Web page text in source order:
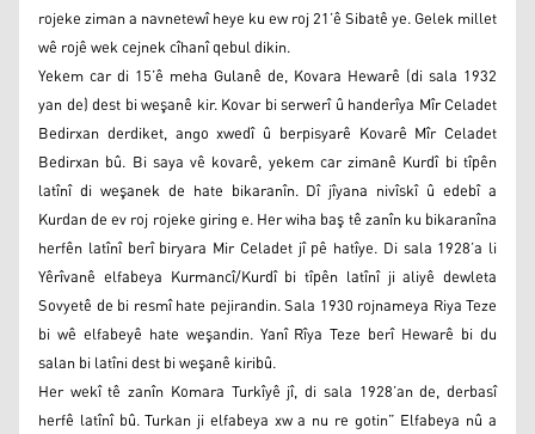
rojeke ziman a navnetewî heye ku ew roj 21’ê Sibatê ye. Gelek millet
wê rojê wek cejnek cîhanî qebul dikin.
Yekem car di 15’ê meha Gulanê de, Kovara Hewarê (di sala 1932
yan de) dest bi weşanê kir. Kovar bi serwerî û handerîya Mîr Celadet
Bedirxan derdiket, ango xwedî û berpisyarê Kovarê Mîr Celadet
Bedirxan bû. Bi saya vê kovarê, yekem car zimanê Kurdî bi tîpên
latînî di weşanek de hate bikaranîn. Dî jîyana nivîskî û edebî a
Kurdan de ev roj rojeke giring e. Her wiha baş tê zanîn ku bikaranîna
herfên latînî berî biryara Mir Celadet jî pê hatîye. Di sala 1928’a li
Yêrîvanê elfabeya Kurmancî/Kurdî bi tîpên latînî ji aliyê dewleta
Sovyetê de bi resmî hate pejirandin. Sala 1930 rojnameya Riya Teze
bi wê elfabeyê hate weşandin. Yanî Rîya Teze berî Hewarê bi du
salan bi latîni dest bi weşanê kiribû.
Her wekî tê zanîn Komara Turkîyê jî, di sala 1928’an de, derbasî
herfê latînî bû. Turkan ji elfabeya xw a nu re gotin” Elfabeya nû a